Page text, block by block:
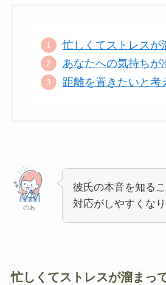
忙しくてストレスが
あなたへの気持ちが
距離を置きたいと考
のあ
彼氏の本音を知る
対応がしやすくな
忙しくてストレスが溜まっ